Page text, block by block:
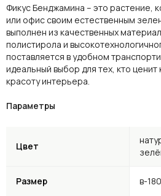
Фикус Бенджамина – это растение,
или офис своим естественным
выполнен из качественных
полистирола и
поставляется в удобном
идеальный выбор для тех, кто
красоту интерьера.
Параметры
Цвет
Размер в-